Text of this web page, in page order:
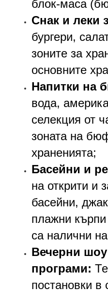
блок-маса
Снак и леки
бургери,
зоните за
основните
Напитки на
вода,
селекция от
зоната на
храненията;
Басейни и
на открити и
басейни,
плажни кърпи
са налични
Вечерни шоу
програми:
постановки в